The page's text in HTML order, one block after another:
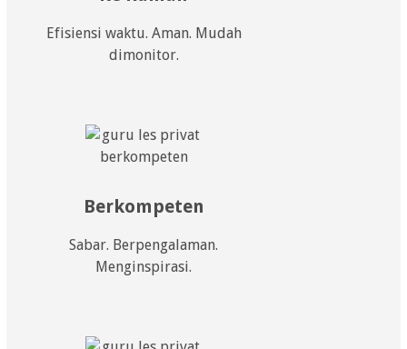
Efisiensi waktu. Aman. Mudah
dimonitor.
Berkompeten
Sabar. Berpengalaman.
Menginspirasi.